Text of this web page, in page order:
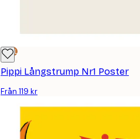
DEAL
Pippi Långstrump Nr1 Poster
Från 119 kr